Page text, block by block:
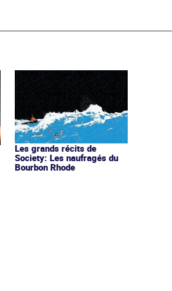
Les grands récits de
Society: Les naufragés du
Bourbon Rhode